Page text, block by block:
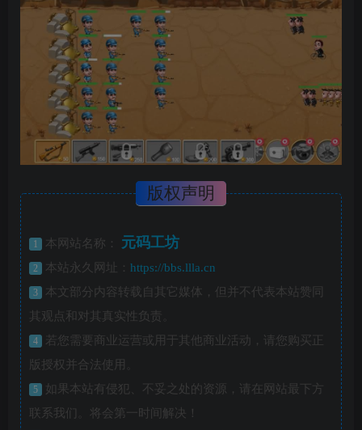
版权声明
1 本网站名称： 元码工坊
2 本站永久网址： https://bbs.llla.cn
3
本文部分内容转载自其它媒体，但并不代表本站赞同
其观点和对其真实性负责。
4
若您需要商业运营或用于其他商业活动，请您购买正
版授权并合法使用。
5
如果本站有侵犯、不妥之处的资源，请在网站最下方
联系我们。将会第一时间解决！